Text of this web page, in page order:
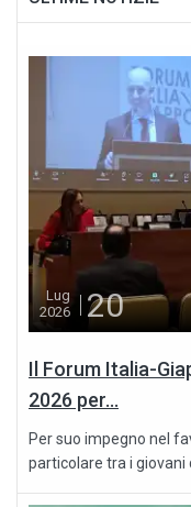
Lug
2026
20
Il Forum Italia-
2026 per...
Per suo impegno nel
particolare tra i giovani